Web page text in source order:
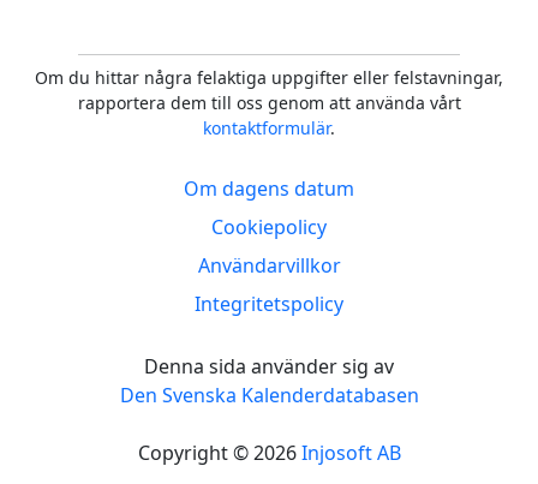
Om du hittar några felaktiga uppgifter eller felstavningar,
rapportera dem till oss genom att använda vårt
kontaktformulär.
Om dagens datum
Cookiepolicy
Användarvillkor
Integritetspolicy
Denna sida använder sig av
Den Svenska Kalenderdatabasen
Copyright © 2026Injosoft AB